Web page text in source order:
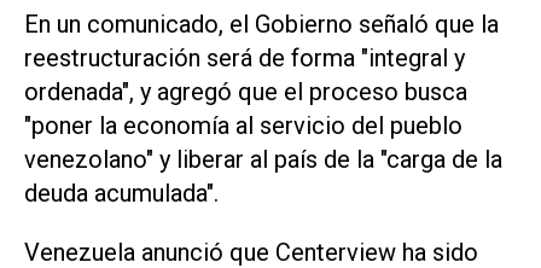
En un comunicado, el Gobierno señaló que la
reestructuración será de forma "integral y
ordenada", y agregó que el proceso busca
"poner la economía al servicio del pueblo
venezolano" y liberar al país de la "carga de la
deuda acumulada".
Venezuela anunció que Centerview ha sido